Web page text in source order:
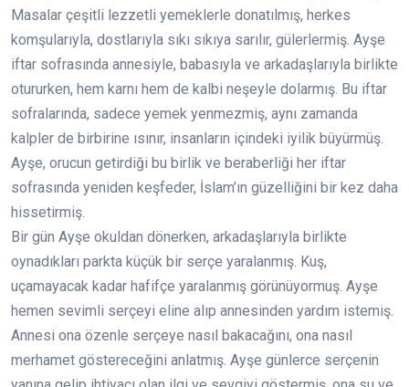
Masalar çeşitli lezzetli yemeklerle donatılmış, herkes
komşularıyla, dostlarıyla sıkı sıkıya sarılır, gülerlermiş. Ayşe
iftar sofrasında annesiyle, babasıyla ve arkadaşlarıyla birlikte
otururken, hem karnı hem de kalbi neşeyle dolarmış. Bu iftar
sofralarında, sadece yemek yenmezmiş, aynı zamanda
kalpler de birbirine ısınır, insanların içindeki iyilik büyürmüş.
Ayşe, orucun getirdiği bu birlik ve beraberliği her iftar
sofrasında yeniden keşfeder, İslam’ın güzelliğini bir kez daha
hissetirmiş.
Bir gün Ayşe okuldan dönerken, arkadaşlarıyla birlikte
oynadıkları parkta küçük bir serçe yaralanmış. Kuş,
uçamayacak kadar hafifçe yaralanmış görünüyormuş. Ayşe
hemen sevimli serçeyi eline alıp annesinden yardım istemiş.
Annesi ona özenle serçeye nasıl bakacağını, ona nasıl
merhamet göstereceğini anlatmış. Ayşe günlerce serçenin